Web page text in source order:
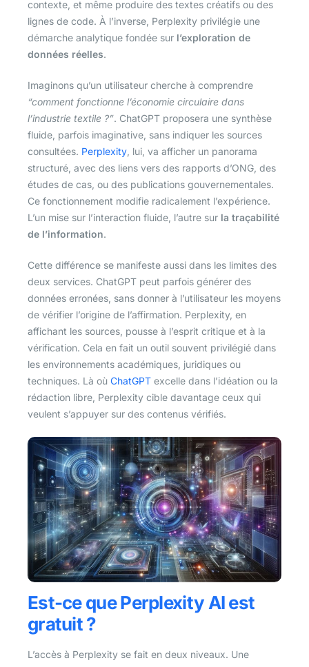
contexte, et même produire des textes créatifs ou des
lignes de code. À l’inverse, Perplexity privilégie une
démarche analytique fondée sur l’exploration de
données réelles.
Imaginons qu’un utilisateur cherche à comprendre
“comment fonctionne l’économie circulaire dans
l’industrie textile ?”. ChatGPT proposera une synthèse
fluide, parfois imaginative, sans indiquer les sources
consultées. Perplexity , lui, va afficher un panorama
structuré, avec des liens vers des rapports d’ONG, des
études de cas, ou des publications gouvernementales.
Ce fonctionnement modifie radicalement l’expérience.
L’un mise sur l’interaction fluide, l’autre sur la traçabilité
de l’information.
Cette différence se manifeste aussi dans les limites des
deux services. ChatGPT peut parfois générer des
données erronées, sans donner à l’utilisateur les moyens
de vérifier l’origine de l’affirmation. Perplexity, en
affichant les sources, pousse à l’esprit critique et à la
vérification. Cela en fait un outil souvent privilégié dans
les environnements académiques, juridiques ou
techniques. Là où ChatGPT excelle dans l’idéation ou la
rédaction libre, Perplexity cible davantage ceux qui
veulent s’appuyer sur des contenus vérifiés.
Est-ce que Perplexity AI est
gratuit ?
L’accès à Perplexity se fait en deux niveaux. Une